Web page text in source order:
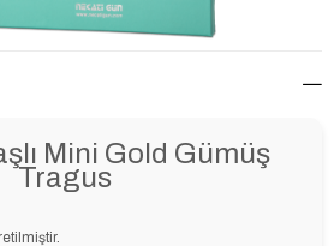
Mini Gold Gümüş
Tragus